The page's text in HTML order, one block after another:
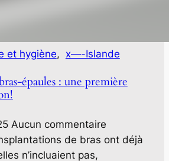
et hygiène, x—-Islande
épaules : une première
Aucun commentaire
de bras ont déjà
n’incluaient pas,